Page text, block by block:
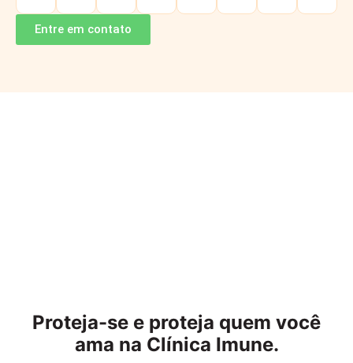
Entre em contato
Proteja-se e proteja quem você
ama na Clínica Imune.